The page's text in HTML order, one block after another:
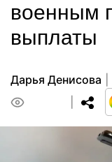
военным
выплаты
Дарья Денисова